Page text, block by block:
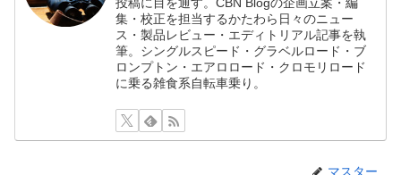
集・校正を担当するかたわら日々のニュー
ス・製品レビュー・エディトリアル記事を執
筆。シングルスピード・グラベルロード・ブ
ロンプトン・エアロロード・クロモリロード
に乗る雑食系自転車乗り。
マスター